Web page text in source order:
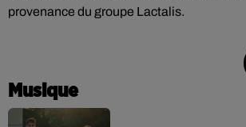
provenance du groupe Lactalis.
Musique